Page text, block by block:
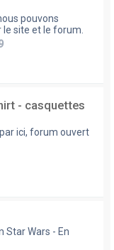
pouvons
site et le forum.
- casquettes
ici, forum ouvert
Star Wars - En